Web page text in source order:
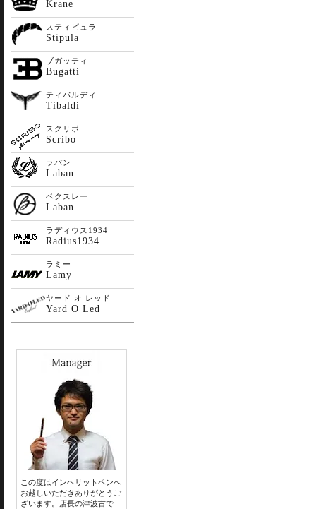
Krane
スティピュラ
Stipula
ブガッティ
Bugatti
ティバルディ
Tibaldi
スクリボ
Scribo
ラバン
Laban
ベクスレー
Laban
ラディウス1934
Radius1934
ラミー
Lamy
ヤード オ レッド
Yard O Led
この度はインヘリットペンへ
お越しいただきありがとうご
ざいます。店長の津波古で